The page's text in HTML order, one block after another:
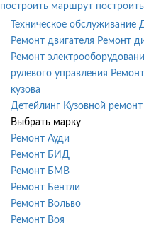
построить маршрут
Техническое обслуживание
Ремонт двигателя Ремонт
Ремонт
рулевого управления
кузова
Детейлинг Кузовной ремонт
Выбрать марку
Ремонт Ауди
Ремонт БИД
Ремонт БМВ
Ремонт Бентли
Ремонт Вольво
Ремонт Воя